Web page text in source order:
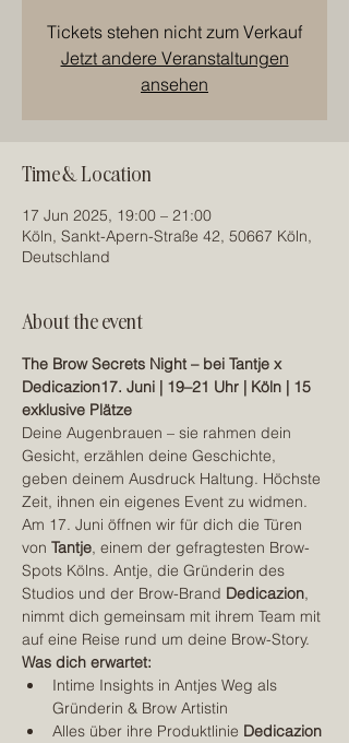
Tickets stehen nicht zum Verkauf
Jetzt andere Veranstaltungen
ansehen
Time & Location
17 Jun 2025, 19:00 – 21:00
Köln, Sankt-Apern-Straße 42, 50667 Köln,
Deutschland
About the event
The Brow Secrets Night – bei Tantje x
Dedicazion17. Juni | 19–21 Uhr | Köln | 15
exklusive Plätze
Deine Augenbrauen – sie rahmen dein
Gesicht, erzählen deine Geschichte,
geben deinem Ausdruck Haltung. Höchste
Zeit, ihnen ein eigenes Event zu widmen.
Am 17. Juni öffnen wir für dich die Türen
von Tantje, einem der gefragtesten Brow-
Spots Kölns. Antje, die Gründerin des
Studios und der Brow-Brand Dedicazion,
nimmt dich gemeinsam mit ihrem Team mit
auf eine Reise rund um deine Brow-Story.
Was dich erwartet:
Intime Insights in Antjes Weg als
Gründerin & Brow Artistin
Alles über ihre Produktlinie Dedicazion